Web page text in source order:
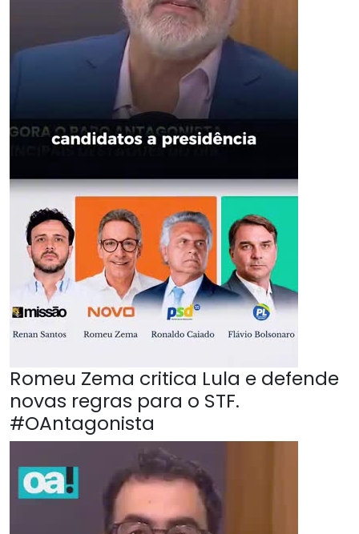
Romeu Zema critica Lula e defende
novas regras para o STF.
#OAntagonista